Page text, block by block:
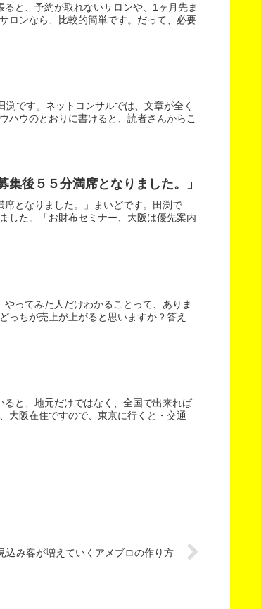
と、予約が取れないサロンや、1ヶ月先ま
ロンなら、比較的簡単です。だって、必要
です。ネットコンサルでは、文章が全く
ハウのとおりに書けると、読者さんからこ
後５５分満席となりました。」
となりました。」まいどです。田渕で
した。「お財布セミナー、大阪は優先案内
ってみた人だけわかることって、ありま
っちが売上が上がると思いますか？答え
と、地元だけではなく、全国で出来れば
大阪在住ですので、東京に行くと・交通
込み客が増えていくアメブロの作り方